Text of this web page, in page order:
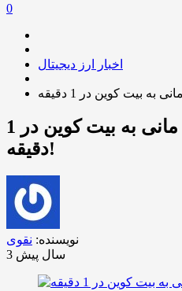
0
اخبار ارز دیجیتال
آموزش تبدیل پرفکت مانی به بیت کوین در 1
دقیقه!
نویسنده: نقوی
3 سال پیش